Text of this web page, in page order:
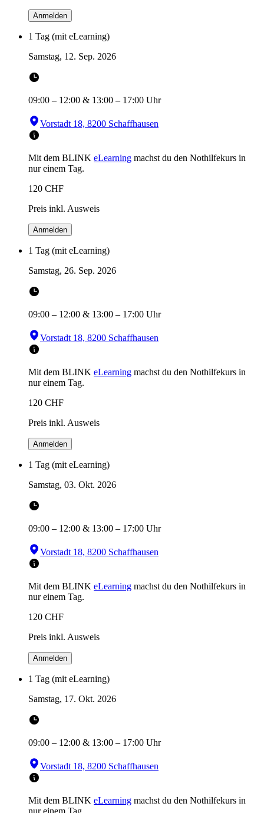
Anmelden
1 Tag (mit eLearning)
Samstag, 12. Sep. 2026
09:00 – 12:00 & 13:00 – 17:00 Uhr
Vorstadt 18, 8200 Schaffhausen
Mit dem BLINK eLearning machst du den Nothilfekurs in
nur einem Tag.
120 CHF
Preis inkl. Ausweis
Anmelden
1 Tag (mit eLearning)
Samstag, 26. Sep. 2026
09:00 – 12:00 & 13:00 – 17:00 Uhr
Vorstadt 18, 8200 Schaffhausen
Mit dem BLINK eLearning machst du den Nothilfekurs in
nur einem Tag.
120 CHF
Preis inkl. Ausweis
Anmelden
1 Tag (mit eLearning)
Samstag, 03. Okt. 2026
09:00 – 12:00 & 13:00 – 17:00 Uhr
Vorstadt 18, 8200 Schaffhausen
Mit dem BLINK eLearning machst du den Nothilfekurs in
nur einem Tag.
120 CHF
Preis inkl. Ausweis
Anmelden
1 Tag (mit eLearning)
Samstag, 17. Okt. 2026
09:00 – 12:00 & 13:00 – 17:00 Uhr
Vorstadt 18, 8200 Schaffhausen
Mit dem BLINK eLearning machst du den Nothilfekurs in
nur einem Tag.